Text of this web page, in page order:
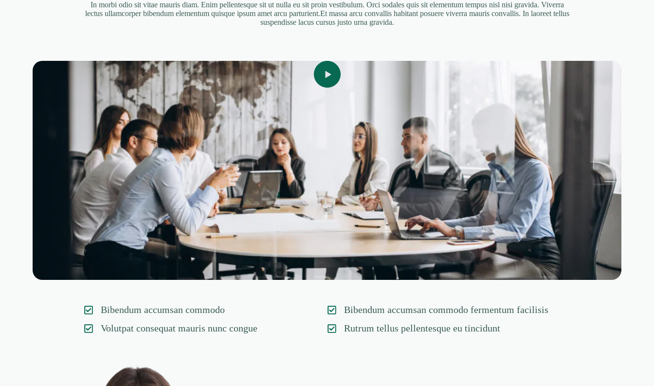
In morbi odio sit vitae mauris diam. Enim pellentesque sit ut nulla eu sit proin vestibulum. Orci sodales quis sit elementum tempus nisl nisi gravida. Viverra
lectus ullamcorper bibendum elementum quisque ipsum amet arcu parturient.Et massa arcu convallis habitant posuere viverra mauris convallis. In laoreet tellus
suspendisse lacus cursus justo urna gravida.
Bibendum accumsan commodo
Volutpat consequat mauris nunc congue
Bibendum accumsan commodo fermentum facilisis
Rutrum tellus pellentesque eu tincidunt